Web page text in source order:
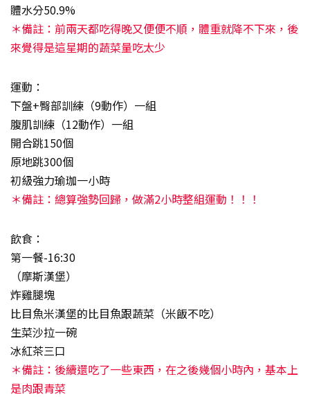
體水分50.9%
＊備註：前兩天都吃得晚又便便不順，體重就降不下來，後
來覺得是這星期的蔬菜量吃太少
運動：
下盤+臀部訓練（9動作）一組
腹肌訓練（12動作）一組
開合跳150個
原地跳300個
初級強力瑜珈一小時
＊備註：總算強勢回歸，做滿2小時整組運動！！！
飲食：
第一餐-16:30
（摩斯漢堡）
炸雞腿塊
比目魚米漢堡的比目魚跟蔬菜（米飯不吃）
生菜沙拉一碗
冰紅茶三口
＊備註：後續還吃了一些東西，在之後幾個小時內，基本上
是肉跟青菜